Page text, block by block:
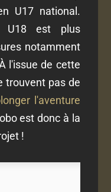
U17 national.
U18 est plus
notamment
l'issue de cette
trouvent pas de
l'aventure
est donc à la
!